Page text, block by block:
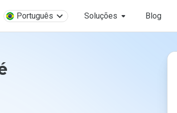
Português Soluções Blog